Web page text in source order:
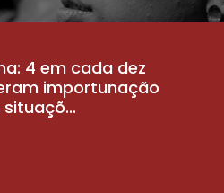
4 em cada dez
importunação